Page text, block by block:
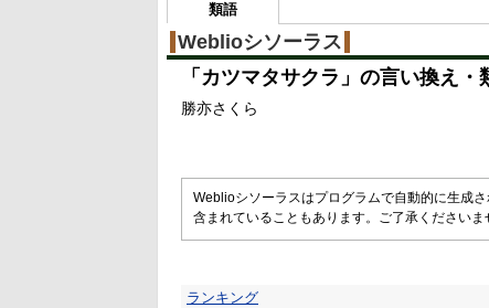
類語
Weblioシソーラス
「 カツマタサクラ 」の言い換え・
勝亦さくら
Weblioシソーラスはプログラムで自動的に生成
含まれていることもあります。ご了承くださいま
ランキング